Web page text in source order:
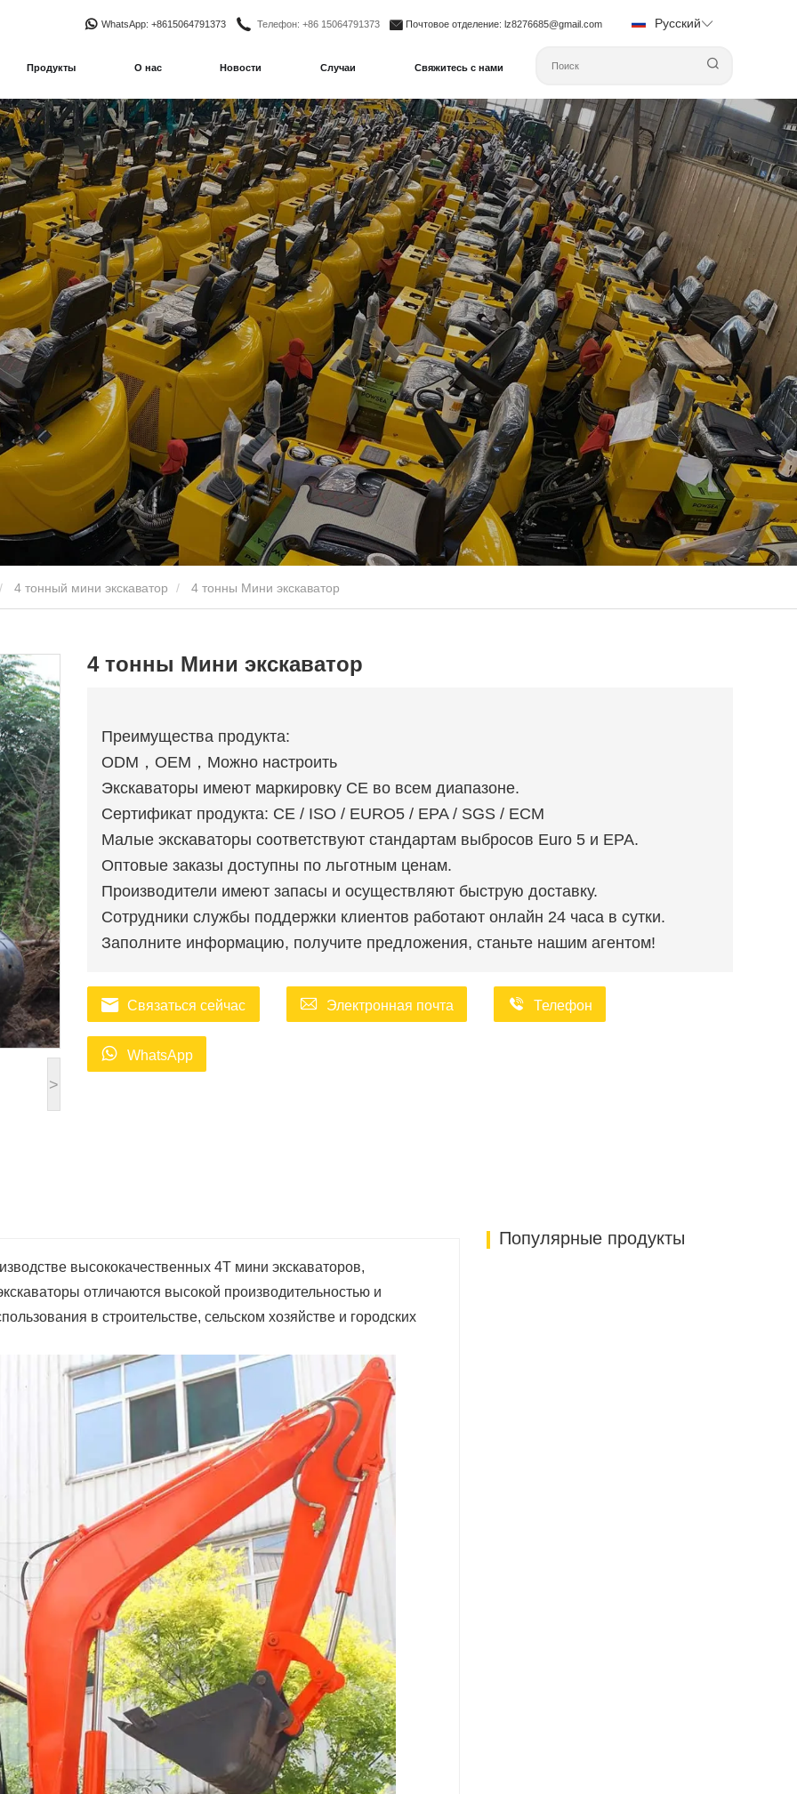
Продукты О нас Новости Случаи Свяжитесь с нами
WhatsApp: +8615064791373 Телефон: +86 15064791373 Почтовое отделение: lz8276685@gmail.com Русский
4 тонный мини экскаватор 4 тонны Мини экскаватор
>
4 тонны Мини экскаватор
Преимущества продукта:
ODM，OEM，Можно настроить
Экскаваторы имеют маркировку CE во всем диапазоне.
Сертификат продукта: CE / ISO / EURO5 / EPA / SGS / ECM
Малые экскаваторы соответствуют стандартам выбросов Euro 5 и EPA.
Оптовые заказы доступны по льготным ценам.
Производители имеют запасы и осуществляют быструю доставку.
Сотрудники службы поддержки клиентов работают онлайн 24 часа в сутки.
Заполните информацию, получите предложения, станьте нашим агентом!
Связаться сейчас Электронная почта Телефон
WhatsApp
высококачественных 4T мини экскаваторов,
отличаются высокой производительностью и
в строительстве, сельском хозяйстве и городских
Популярные продукты